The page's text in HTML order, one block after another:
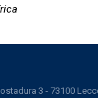
3 - 73100